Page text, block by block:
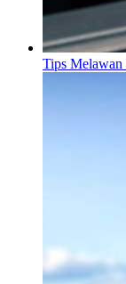
Tips Melawan